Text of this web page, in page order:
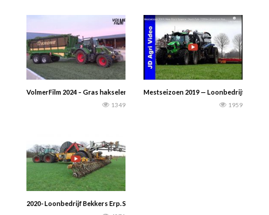
VolmerFilm 2024 – Gras hakselen en inkuilen door loonbedrijf Bertjan
1349
Mestseizoen 2019 — Loonbedrijf Firma
1959
2020- Loonbedrijf Bekkers Erp. Sleepslang bemesten met een Fendt 512 ,